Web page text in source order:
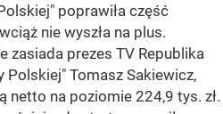
poprawiła część
nie wyszła na plus.
zasiada prezes TV Republika
Polskiej" Tomasz Sakiewicz,
netto na poziomie 224,9 tys. zł.